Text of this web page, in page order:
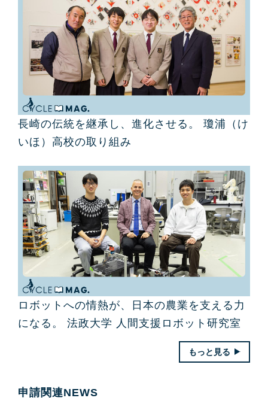
長崎の伝統を継承し、進化させる。 瓊浦（け
いほ）高校の取り組み
ロボットへの情熱が、日本の農業を支える力
になる。 法政大学 人間支援ロボット研究室
もっと見る
申請関連NEWS